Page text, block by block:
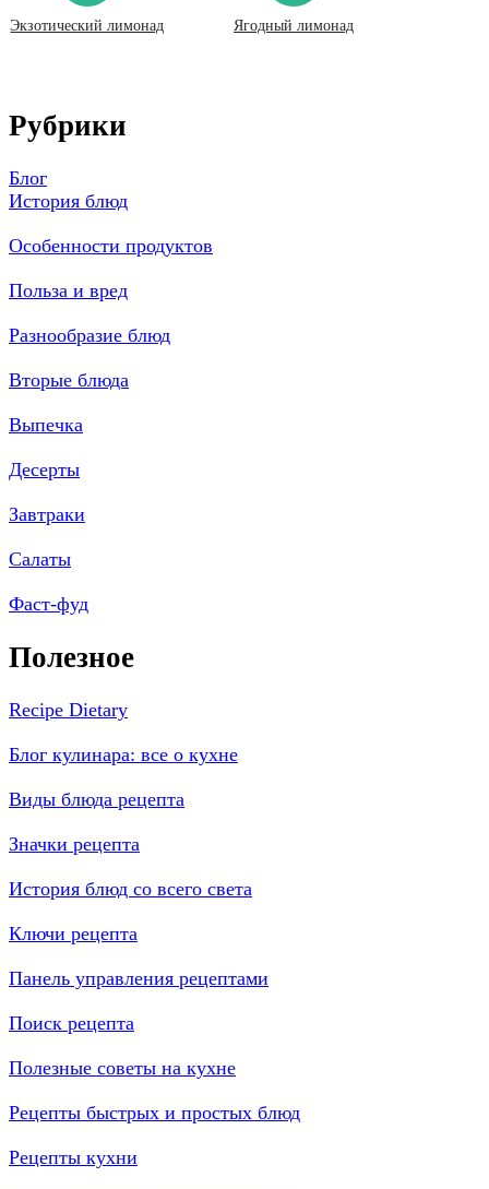
Экзотический лимонад Ягодный лимонад
Рубрики
Блог
История блюд
Особенности продуктов
Польза и вред
Разнообразие блюд
Вторые блюда
Выпечка
Десерты
Завтраки
Салаты
Фаст-фуд
Полезное
Recipe Dietary
Блог кулинара: все о кухне
Виды блюда рецепта
Значки рецепта
История блюд со всего света
Ключи рецепта
Панель управления рецептами
Поиск рецепта
Полезные советы на кухне
Рецепты быстрых и простых блюд
Рецепты кухни